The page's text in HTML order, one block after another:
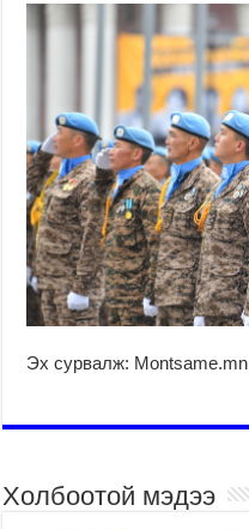
Эх сурвалж: Montsame.mn
Холбоотой мэдээ